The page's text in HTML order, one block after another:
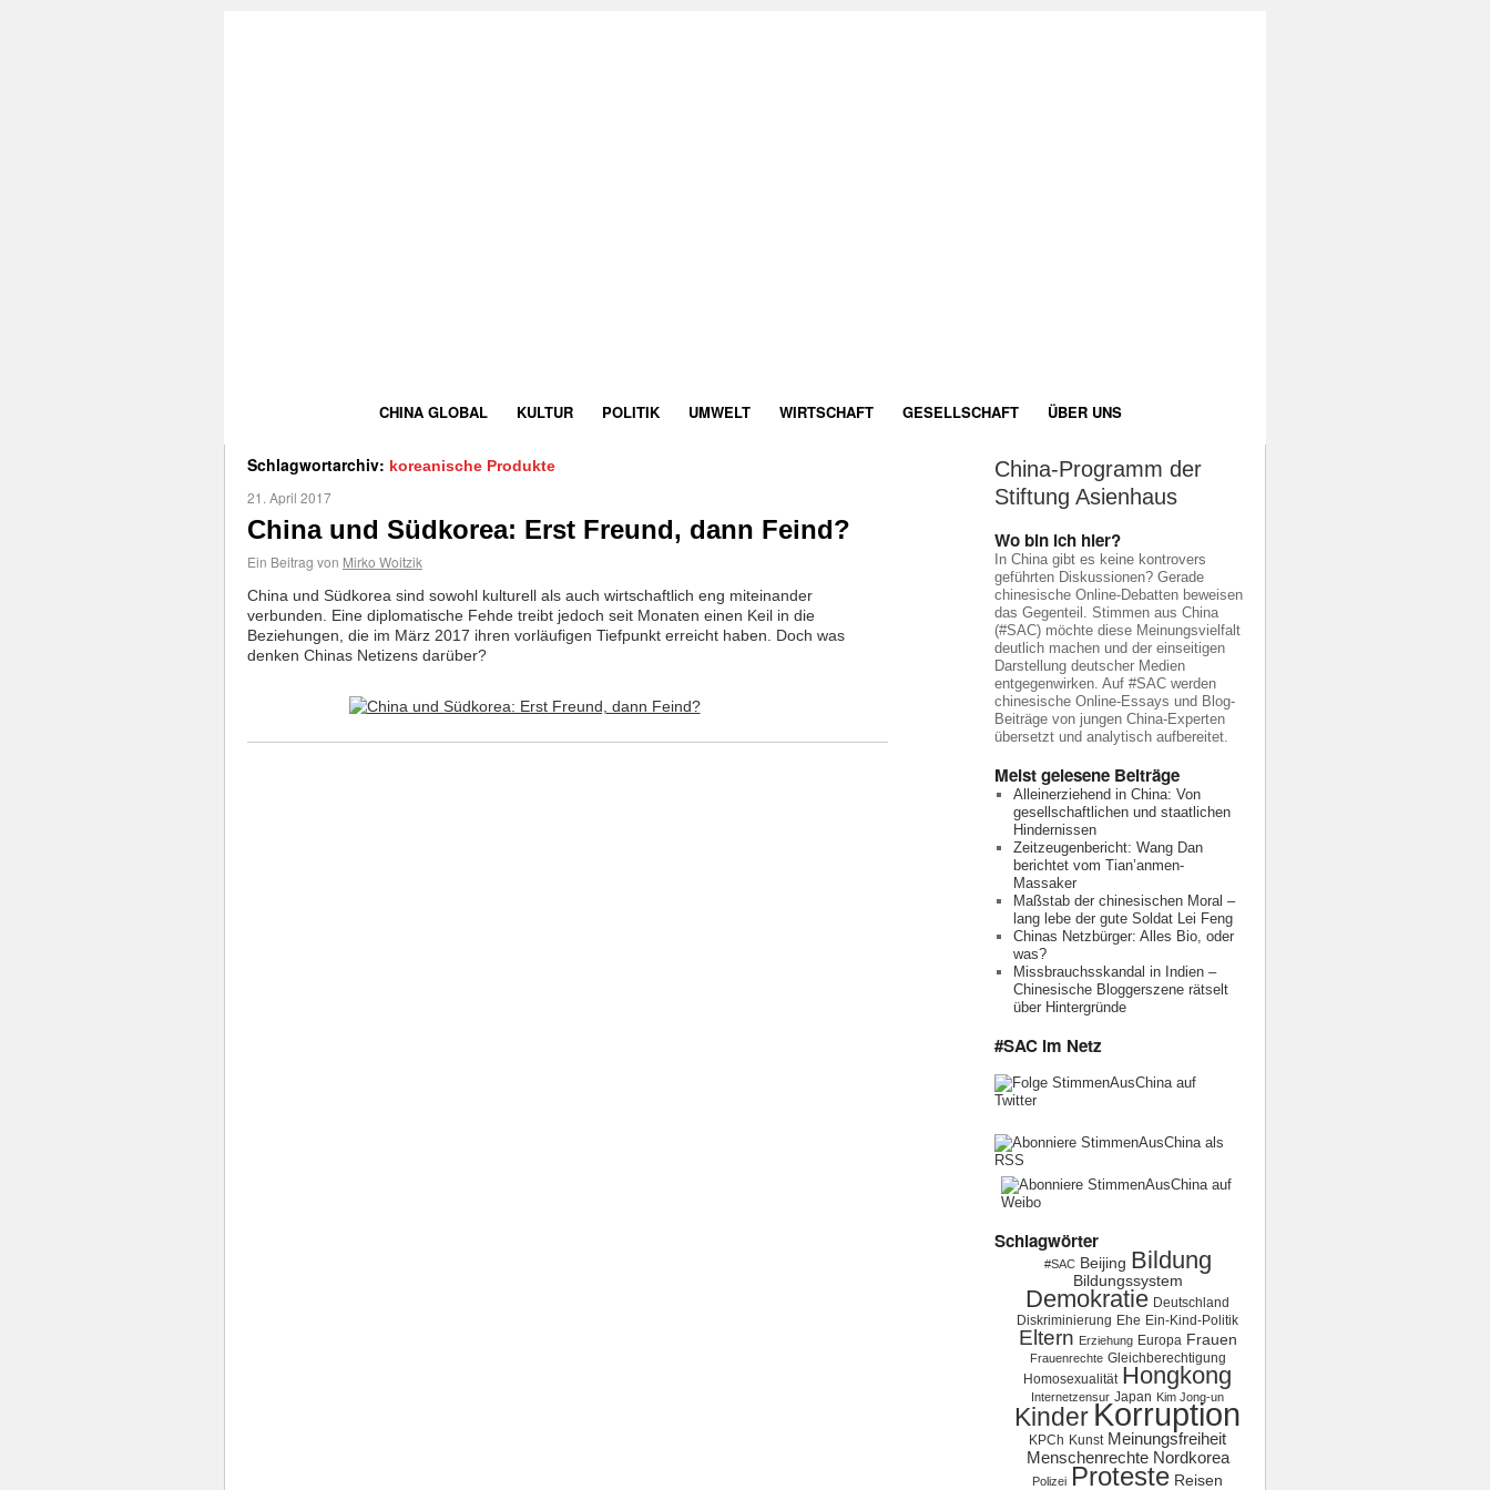
CHINA GLOBAL KULTUR POLITIK UMWELT WIRTSCHAFT GESELLSCHAFT ÜBER UNS
Schlagwortarchiv: koreanische Produkte
21. April 2017
China und Südkorea: Erst Freund, dann Feind?
Ein Beitrag von Mirko Woitzik
China und Südkorea sind sowohl kulturell als auch wirtschaftlich eng miteinander
verbunden. Eine diplomatische Fehde treibt jedoch seit Monaten einen Keil in die
Beziehungen, die im März 2017 ihren vorläufigen Tiefpunkt erreicht haben. Doch was
denken Chinas Netizens darüber?
China-Programm der
Stiftung Asienhaus
Wo bin ich hier?
In China gibt es keine kontrovers
geführten Diskussionen? Gerade
chinesische Online-Debatten beweisen
das Gegenteil. Stimmen aus China
(#SAC) möchte diese Meinungsvielfalt
deutlich machen und der einseitigen
Darstellung deutscher Medien
entgegenwirken. Auf #SAC werden
chinesische Online-Essays und Blog-
Beiträge von jungen China-Experten
übersetzt und analytisch aufbereitet.
Meist gelesene Beiträge
Alleinerziehend in China: Von
gesellschaftlichen und staatlichen
Hindernissen
Zeitzeugenbericht: Wang Dan
berichtet vom Tian’anmen-
Massaker
Maßstab der chinesischen Moral –
lang lebe der gute Soldat Lei Feng
Chinas Netzbürger: Alles Bio, oder
was?
Missbrauchsskandal in Indien –
Chinesische Bloggerszene rätselt
über Hintergründe
#SAC im Netz
Schlagwörter
#SAC Beijing Bildung
Bildungssystem
Demokratie Deutschland
Diskriminierung Ehe Ein-Kind-Politik
Eltern Erziehung Europa Frauen
Frauenrechte Gleichberechtigung
Homosexualität Hongkong
Internetzensur Japan Kim Jong-un
KinderKorruption
KPCh Kunst Meinungsfreiheit
Menschenrechte Nordkorea
Polizei Proteste Reisen